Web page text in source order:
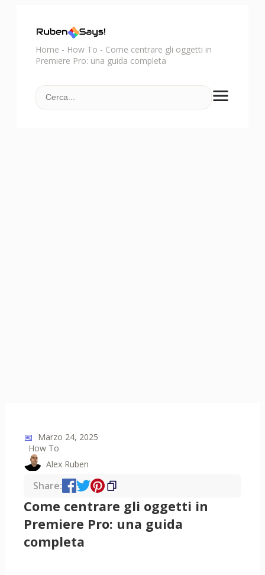
Home - How To - Come centrare gli oggetti in
Premiere Pro: una guida completa
📅 Marzo 24, 2025
How To
Alex Ruben
Share:
Come centrare gli oggetti in
Premiere Pro: una guida
completa